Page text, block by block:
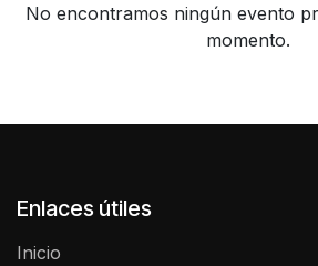
No encontramos ningún evento
momento.
Enlaces útiles
Inicio